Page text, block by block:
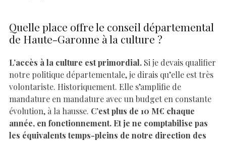
Quelle place offre le conseil départemental
de Haute-Garonne à la culture ?
L’accès à la culture est primordial. Si je devais qualifier
notre politique départementale, je dirais qu’elle est très
volontariste. Historiquement. Elle s’amplifie de
mandature en mandature avec un budget en constante
évolution, à la hausse. C’est plus de 10 M€ chaque
année, en fonctionnement. Et je ne comptabilise pas
les équivalents temps-pleins de notre direction des